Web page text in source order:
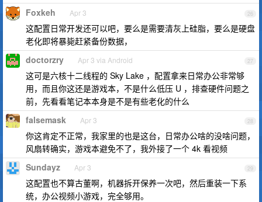
26
Foxkeh Apr 3
这配置日常开发还可以吧，要么是需要清灰上硅脂，要么是硬盘
老化即将暴毙赶紧备份数据，
27
doctorzry Apr 3 via Android
这可是六核十二线程的 Sky Lake ，配置拿来日常办公非常够
用，而且你这还是游戏本，不是什么低压 U ，排查硬件问题之
前，先看看笔记本本身是不是有些老化的什么
28
falsemask Apr 3
你这肯定不正常，我家里的也是这台，日常办公啥的没啥问题，
风扇转确实，游戏本避免不了，我外接了一个 4k 看视频
29
Sundayz Apr 3
这配置也不算古董啊，机器拆开保养一次吧，然后重装一下系
统，办公视频小游戏，完全够用。